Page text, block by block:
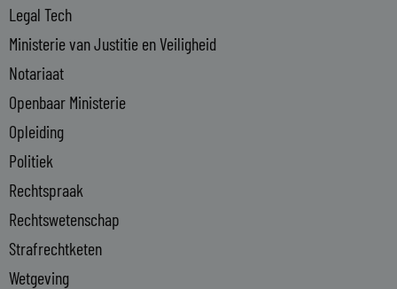
Legal Tech
Ministerie van Justitie en Veiligheid
Notariaat
Openbaar Ministerie
Opleiding
Politiek
Rechtspraak
Rechtswetenschap
Strafrechtketen
Wetgeving